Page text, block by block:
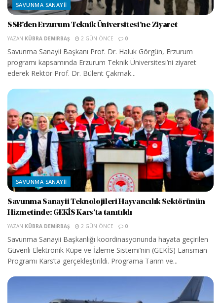
SAVUNMA SANAYII
SSB’den Erzurum Teknik Üniversitesi’ne Ziyaret
YAZAN KÜBRA DEMIRBAŞ 2 GÜN ÖNCE 0
Savunma Sanayii Başkanı Prof. Dr. Haluk Görgün, Erzurum
programı kapsamında Erzurum Teknik Üniversitesi’ni ziyaret
ederek Rektör Prof. Dr. Bülent Çakmak...
SAVUNMA SANAYII
Savunma Sanayii Teknolojileri Hayvancılık Sektörünün
Hizmetinde: GEKİS Kars’ta tanıtıldı
YAZAN KÜBRA DEMIRBAŞ 2 GÜN ÖNCE 0
Savunma Sanayii Başkanlığı koordinasyonunda hayata geçirilen
Güvenli Elektronik Küpe ve İzleme Sistemi’nin (GEKİS) Lansman
Programı Kars’ta gerçekleştirildi. Programa Tarım ve...